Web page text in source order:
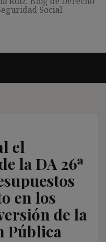
Social
el
la DA 26ª
en los
de la
Pública